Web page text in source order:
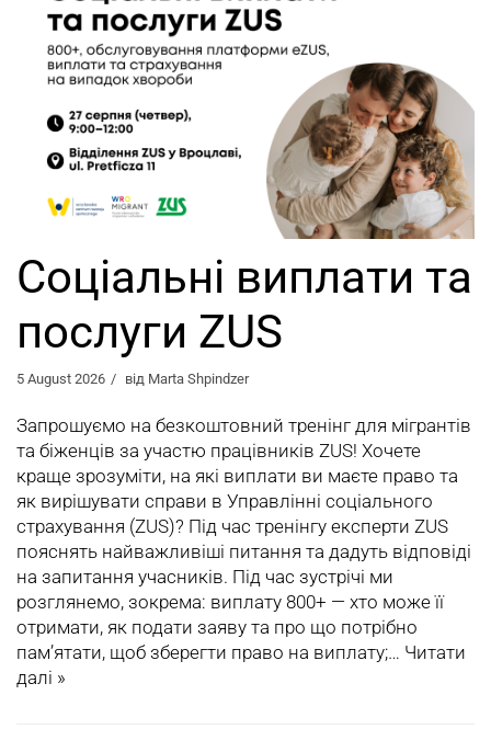
Соціальні виплати та
послуги ZUS
5 August 2026 від Marta Shpindzer
Запрошуємо на безкоштовний тренінг для мігрантів
та біженців за участю працівників ZUS! Хочете
краще зрозуміти, на які виплати ви маєте право та
як вирішувати справи в Управлінні соціального
страхування (ZUS)? Під час тренінгу експерти ZUS
пояснять найважливіші питання та дадуть відповіді
на запитання учасників. Під час зустрічі ми
розглянемо, зокрема: виплату 800+ — хто може її
отримати, як подати заяву та про що потрібно
пам’ятати, щоб зберегти право на виплату;… Читати
далі »